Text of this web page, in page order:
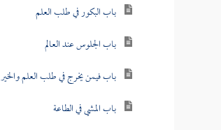
باب البكور في طلب العلم
باب الجلوس عند العالم
باب فيمن يخرج في طلب العلم والخير
باب المشي في الطاعة